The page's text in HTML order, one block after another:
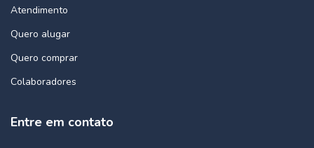
Atendimento
Quero alugar
Quero comprar
Colaboradores
Entre em contato